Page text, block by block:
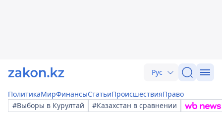
Рус
ПолитикаМирФинансыСтатьиПроисшествияПраво
#Выборы в Курултай
#Казахстан в сравнении